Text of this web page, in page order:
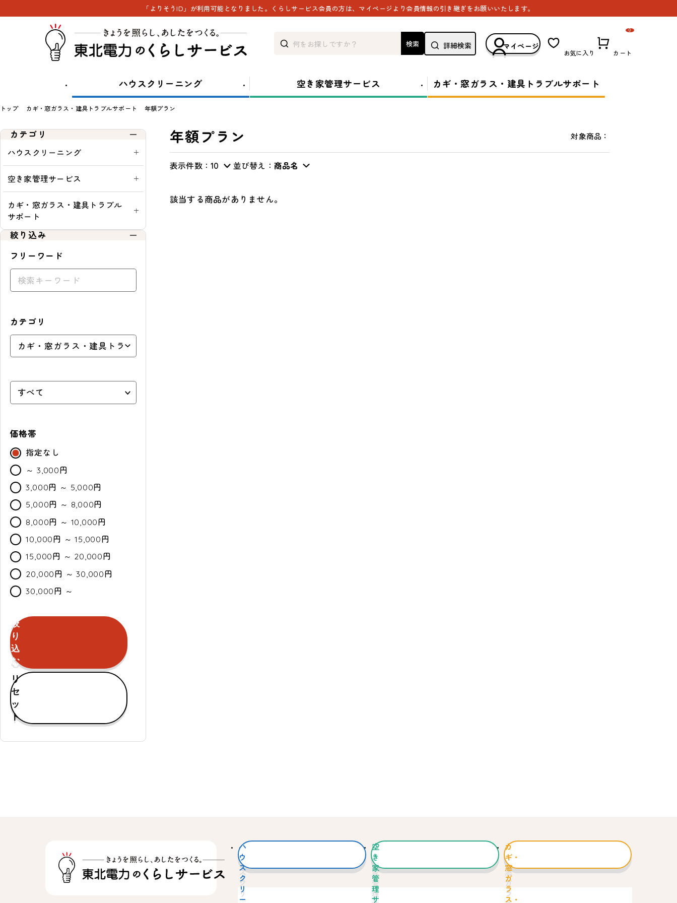
「よりそうID」が利用可能となりました。くらしサービス会員の方は、マイページより会員情報の引き継ぎをお願いいたします。
検索 詳細検索 マイページ
お気に入り カート
0
ハウスクリーニング 空き家管理サービス カギ・窓ガラス・建具トラブルサポート
トップ カギ・窓ガラス・建具トラブルサポート 年額プラン
カテゴリ
ハウスクリーニング
空き家管理サービス
カギ・窓ガラス・建具トラブル
サポート
絞り込み
フリーワード
カテゴリ
価格帯
指定なし
～ 3,000円
3,000円 ～ 5,000円
5,000円 ～ 8,000円
8,000円 ～ 10,000円
10,000円 ～ 15,000円
15,000円 ～ 20,000円
20,000円 ～ 30,000円
30,000円 ～
カ
ラ
ー
通
常・
定
期
表
セ
ー
ル
セールのみ対象
絞
り
込
む
リ
セ
ッ
ト
年額プラン 対象商品：
表示件数：10 並び替え： 商品名
表
替
一
通
期：
通
入
該当する商品がありません。
ハ
ウ
ス
ク
リ
ー
空
き
家
管
理
サ
カ
ギ・
窓
ガ
ラ
ス・